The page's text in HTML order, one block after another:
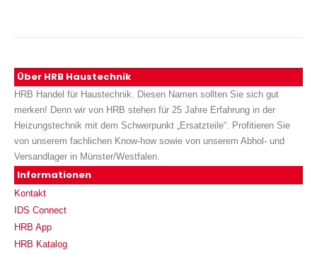
Über HRB Haustechnik
HRB Handel für Haustechnik. Diesen Namen sollten Sie sich gut
merken! Denn wir von HRB stehen für 25 Jahre Erfahrung in der
Heizungstechnik mit dem Schwerpunkt „Ersatzteile“. Profitieren Sie
von unserem fachlichen Know-how sowie von unserem Abhol- und
Versandlager in Münster/Westfalen.
Informationen
Kontakt
IDS Connect
HRB App
HRB Katalog